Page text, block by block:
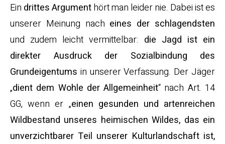
Ein drittes Argumenthört man leider nie. Dabei ist es
unserer Meinung nach eines der schlagendsten
und zudem leicht vermittelbar: die Jagd ist ein
direkter Ausdruck der Sozialbindung des
Grundeigentums in unserer Verfassung. Der Jäger
„dient dem Wohle der Allgemeinheit“ nach Art. 14
GG, wenn er „einen gesunden und artenreichen
Wildbestand unseres heimischen Wildes, das ein
unverzichtbarer Teil unserer Kulturlandschaft ist,